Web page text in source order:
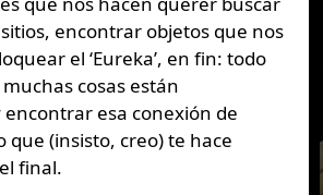
encontrar objetos que nos
el ‘Eureka’, en fin: todo
cosas están
encontrar esa conexión de
que (insisto, creo) te hace
final.